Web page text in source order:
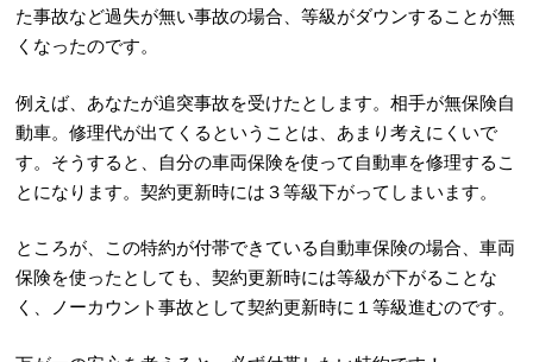
た事故など過失が無い事故の場合、等級がダウンすることが無
くなったのです。
例えば、あなたが追突事故を受けたとします。相手が無保険自
動車。修理代が出てくるということは、あまり考えにくいで
す。そうすると、自分の車両保険を使って自動車を修理するこ
とになります。契約更新時には３等級下がってしまいます。
ところが、この特約が付帯できている自動車保険の場合、車両
保険を使ったとしても、契約更新時には等級が下がることな
く、ノーカウント事故として契約更新時に１等級進むのです。